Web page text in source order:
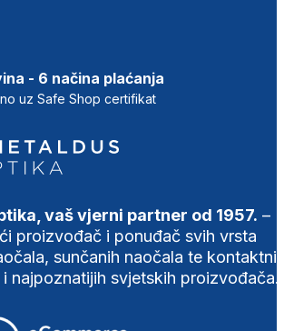
- 6 načina plaćanja
uz Safe Shop certifikat
vaš vjerni partner od 1957. –
proizvođač i ponuđač svih vrsta
sunčanih naočala te
najpoznatijih svjetskih proizvođača.